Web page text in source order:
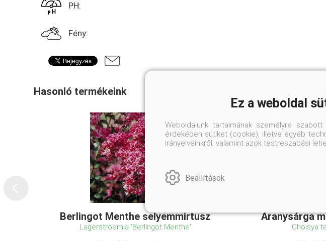
PH:
Fény:
Hasonló termékeink
Berlingot Menthe selyemmirtusz
Lagerstroemia 'Berlingot Menthe'
Aranysárga
Choisya
Ez a weboldal
Weboldalunk tartalmának személyre
érdekében sütiket (cookie), illetve egyéb
irányelveinkről, valamint azok testreszabási
Beállítások